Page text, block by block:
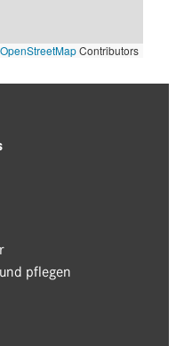
OpenStreetMapContributors
pflegen